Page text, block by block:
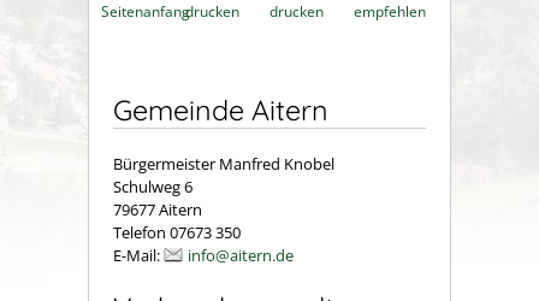
Seitenanfangdrucken
drucken
empfehlen
Gemeinde Aitern
Bürgermeister Manfred Knobel
Schulweg 6
79677 Aitern
Telefon 07673 350
E-Mail:
info@aitern.de